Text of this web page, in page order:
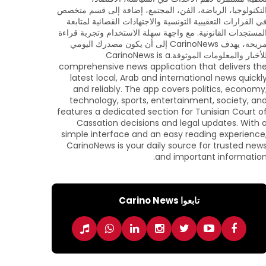
التكنولوجيا، الرياضة، الفن، المجتمع، إضافة إلى قسم متخصص
في القرارات التعقيبية التونسية والاجتهادات القضائية لمتابعة
المستجدات القانونية. مع واجهة سهلة الاستخدام وتجربة قراءة
مريحة، يهدف CarinoNews إلى أن يكون مصدرك اليومي
للأخبار والمعلومات الموثوقة.CarinoNews is a
comprehensive news application that delivers the
latest local, Arab and international news
and reliably. The app covers politics,
technology, sports, entertainment, society, and
features a dedicated section for Tunisian Court of
Cassation decisions and legal updates. With a
simple interface and an easy reading
CarinoNews is your daily source for trusted news
and important information.
تابعوا Carino News